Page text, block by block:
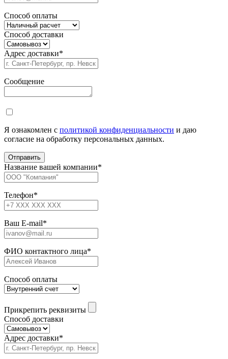
Способ оплаты
Способ доставки
Адрес доставки*
Сообщение
Я ознакомлен с политикой конфиденциальности и даю
согласие на обработку персональных данных.
Название вашей компании*
Телефон*
Ваш E-mail*
ФИО контактного лица*
Способ оплаты
Прикрепить реквизиты
Способ доставки
Адрес доставки*